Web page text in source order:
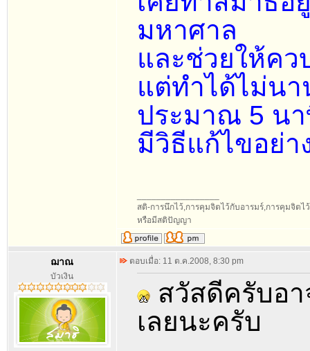
มหาศาล
และช่วยให้ค
แต่ทำได้ไม่นา
ประมาณ 5 นา
มีวิธีแก้ไขอย่า
สติ-การนึกไว้,การคุมจิตไว้กับอารมร์,การคุมจิต
หรือมีสติปัญญา
ฌาณ
บัวเงิน
ตอบเมื่อ: 11 ต.ค.2008, 8:30 pm
สวัสดีครับอ
เลยนะครับ